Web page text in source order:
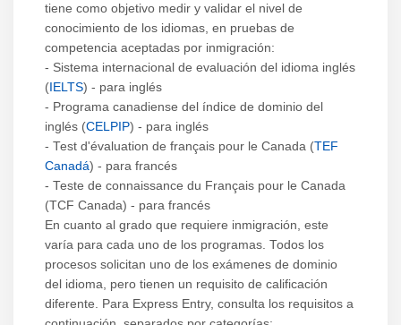
tiene como objetivo medir y validar el nivel de
conocimiento de los idiomas, en pruebas de
competencia aceptadas por inmigración:
- Sistema internacional de evaluación del idioma inglés
( IELTS) - para inglés
- Programa canadiense del índice de dominio del
inglés (CELPIP) - para inglés
- Test d'évaluation de français pour le Canada (TEF
Canadá) - para francés
- Teste de connaissance du Français pour le Canada
(TCF Canada) - para francés
En cuanto al grado que requiere inmigración, este
varía para cada uno de los programas. Todos los
procesos solicitan uno de los exámenes de dominio
del idioma, pero tienen un requisito de calificación
diferente. Para Express Entry, consulta los requisitos a